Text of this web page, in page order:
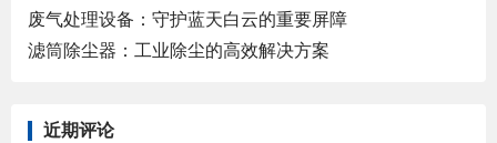
废气处理设备：守护蓝天白云的重要屏障
滤筒除尘器：工业除尘的高效解决方案
近期评论